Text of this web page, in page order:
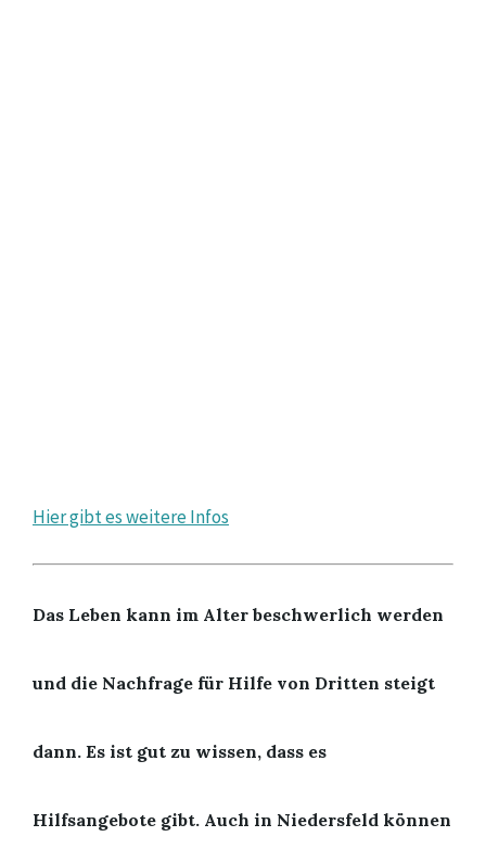
Hier gibt es weitere Infos
Das Leben kann im Alter beschwerlich werden
und die Nachfrage für Hilfe von Dritten steigt
dann. Es ist gut zu wissen, dass es
Hilfsangebote gibt. Auch in Niedersfeld können